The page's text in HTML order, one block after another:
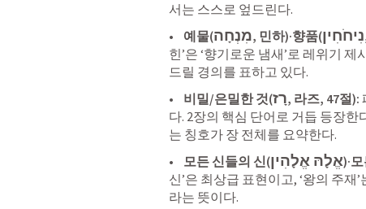
서는 스스로 엎드린다.
• 예물(מִנְחָה, 민하)·향품(נִיחֹחִין
힌’은 ‘향기로운 냄새’로 레위기
드릴 경의를 표하고 있다.
• 비밀/은밀한 것(רָז, 라즈, 47절):
다. 2장의 핵심 단어로 거듭 등장한
는 칭호가 장 전체를 요약한다.
• 모든 신들의 신(אֱלָהּ אֱלָהִין)·
신’은 최상급 표현이고, ‘왕의 주재
라는 뜻이다.